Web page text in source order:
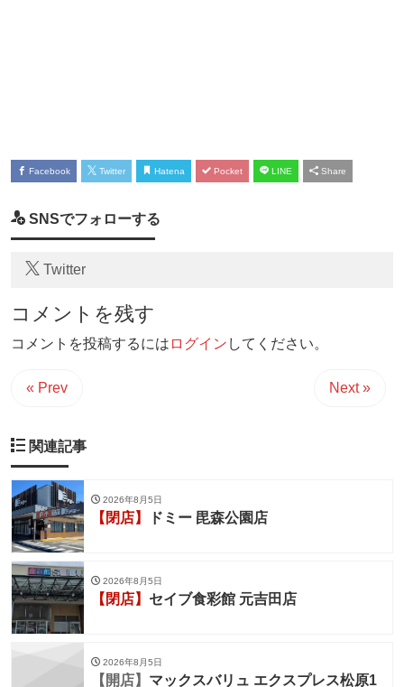
Facebook Twitter Hatena Pocket LINE Share
SNSでフォローする
Twitter
コメントを残す
コメントを投稿するには ログイン してください。
« Prev Next »
関連記事
2026年8月5日
【閉店】 ドミー 毘森公園店
2026年8月5日
【閉店】 セイブ食彩館 元吉田店
2026年8月5日
【開店】 マックスバリュ エクスプレス松原1